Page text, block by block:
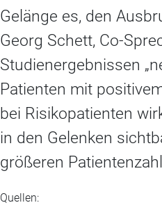
Gelänge es, den
Georg Schett, Co-
Studienergebnissen
Patienten mit
bei Risikopatienten
in den Gelenken
größeren
Quellen: